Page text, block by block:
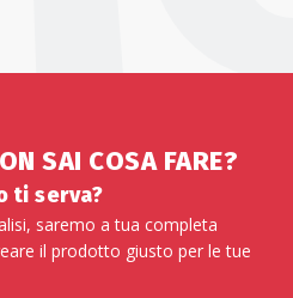
SAI COSA FARE?
ti serva?
saremo a tua completa
il prodotto giusto per le tue